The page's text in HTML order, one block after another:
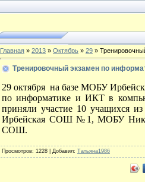
Главная » 2013 » Октябрь » 29 »
Тренировочный экзамен по
29 октября на базе МОБУ
по информатике и ИКТ в
приняли участие 10 учащихся
Ирбейская СОШ №1, МОБУ
СОШ.
Просмотров: 1228 | Добавил: Татьяна1986